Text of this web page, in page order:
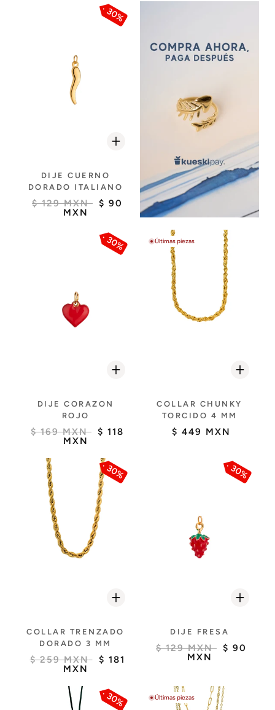
30%
DIJE CUERNO
DORADO ITALIANO
$ 129 MXN
$ 90
MXN
30%
DIJE CORAZON
ROJO
$ 169 MXN
$ 118
MXN
Últimas piezas
COLLAR CHUNKY
TORCIDO 4 MM
$ 449 MXN
30%
COLLAR TRENZADO
DORADO 3 MM
$ 259 MXN
$ 181
MXN
30%
DIJE FRESA
$ 129 MXN
$ 90
MXN
30% Últimas piezas